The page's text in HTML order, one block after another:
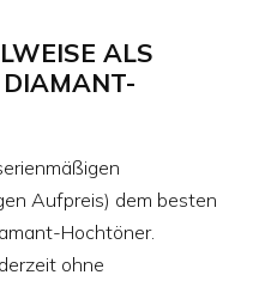
ALS
DIAMANT-
Aufpreis) dem besten
Hochtöner.
ohne